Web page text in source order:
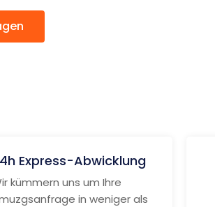
Express-Abwicklung
kümmern uns um Ihre
in weniger als